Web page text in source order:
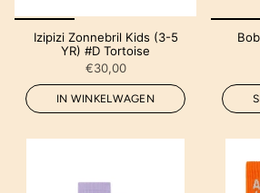
Izipizi Zonnebril Kids (3-5
YR) #D Tortoise
€30,00
IN WINKELWAGEN